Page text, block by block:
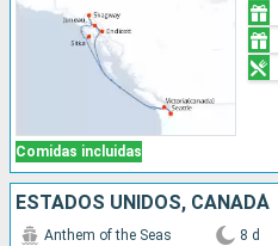
Comidas incluidas
ESTADOS UNIDOS, CANADÁ
Anthem of the Seas 8 d